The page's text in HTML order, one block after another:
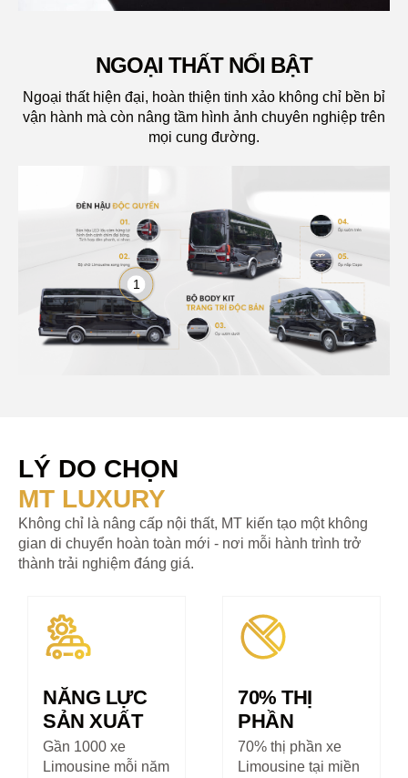
NGOẠI THẤT NỔI BẬT
Ngoại thất hiện đại, hoàn thiện tinh xảo không chỉ bền bỉ
vận hành mà còn nâng tầm hình ảnh chuyên nghiệp trên
mọi cung đường.
1
LÝ DO CHỌN
MT LUXURY
Không chỉ là nâng cấp nội thất, MT kiến tạo một không
gian di chuyển hoàn toàn mới - nơi mỗi hành trình trở
thành trải nghiệm đáng giá.
NĂNG LỰC
SẢN XUẤT
Gần 1000 xe
Limousine mỗi năm
70% THỊ
PHẦN
70% thị phần xe
Limousine tại miền